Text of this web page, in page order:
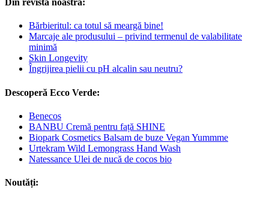
Din revista noastră:
Bărbieritul: ca totul să meargă bine!
Marcaje ale produsului – privind termenul de valabilitate
minimă
Skin Longevity
Îngrijirea pielii cu pH alcalin sau neutru?
Descoperă Ecco Verde:
Benecos
BANBU Cremă pentru față SHINE
Biopark Cosmetics Balsam de buze Vegan Yummme
Urtekram Wild Lemongrass Hand Wash
Natessance Ulei de nucă de cocos bio
Noutăți: